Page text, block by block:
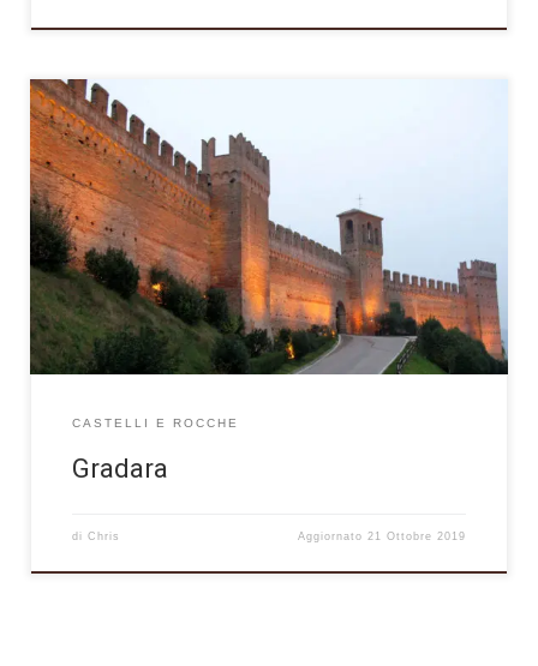
Grazie alla sua splendida posizione su di un colle posto a
confine tra Romagna e Marche, con vista mozzafiato sia sulla
riviera romagnola che si perde all’orizzonte verso nord-ovest
sia sulle colline marchigiane circondate dalle alture
appenniniche dall’altro lato, e soprattutto al suo castello
medievale perfettamente conservato e carico di […]
CASTELLI E ROCCHE
Gradara
di Chris Aggiornato 21 Ottobre 2019